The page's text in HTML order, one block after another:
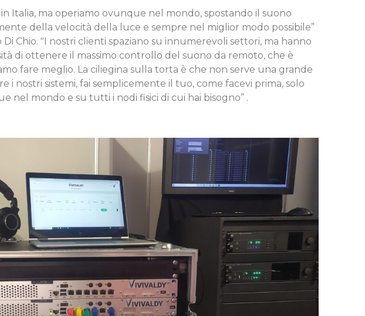
in Italia, ma operiamo ovunque nel mondo, spostando il suono
della velocità della luce e sempre nel miglior modo possibile”
Chio. "I nostri clienti spaziano su innumerevoli settori, ma hanno
di ottenere il massimo controllo del suono da remoto, che è
fare meglio. La ciliegina sulla torta è che non serve una grande
i nostri sistemi, fai semplicemente il tuo, come facevi prima, solo
nel mondo e su tutti i nodi fisici di cui hai bisogno” .